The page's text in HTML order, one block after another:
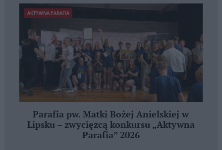
AKTYWNA PARAFIA
Parafia pw. Matki Bożej Anielskiej w
Lipsku – zwycięzcą konkursu „Aktywna
Parafia” 2026